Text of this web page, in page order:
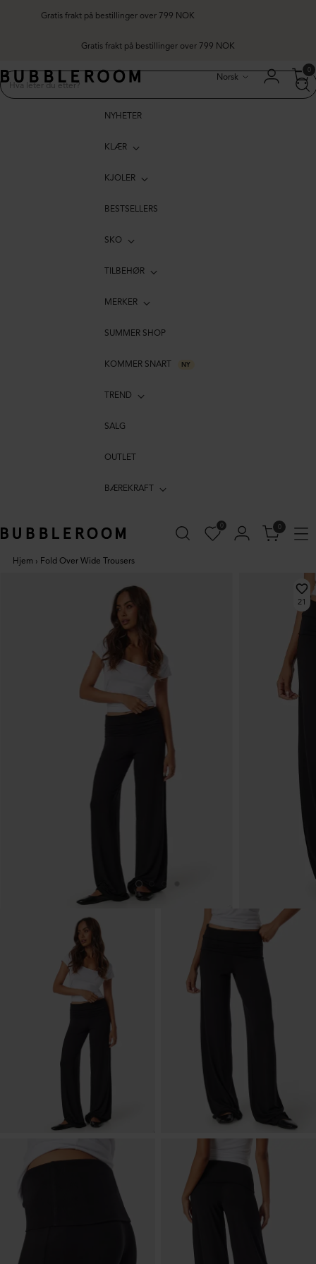
Gratis frakt på bestillinger over 799 NOK
Norsk
0
NYHETER
KLÆR
KJOLER
BESTSELLERS
SKO
TILBEHØR
MERKER
SUMMER SHOP
KOMMER SNART NY
TREND
SALG
OUTLET
BÆREKRAFT
0 0
Hjem › Fold Over Wide Trousers
21